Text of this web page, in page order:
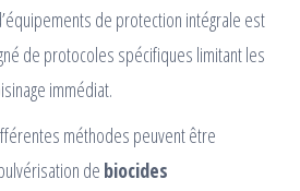
de protection intégrale est
de protocoles spécifiques limitant les
immédiat.
méthodes peuvent être
de biocides